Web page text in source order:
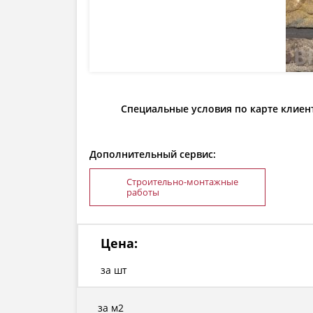
Специальные условия по карте
Дополнительный сервис:
Строительно-монтажные
работы
Цена:
за шт
за м2